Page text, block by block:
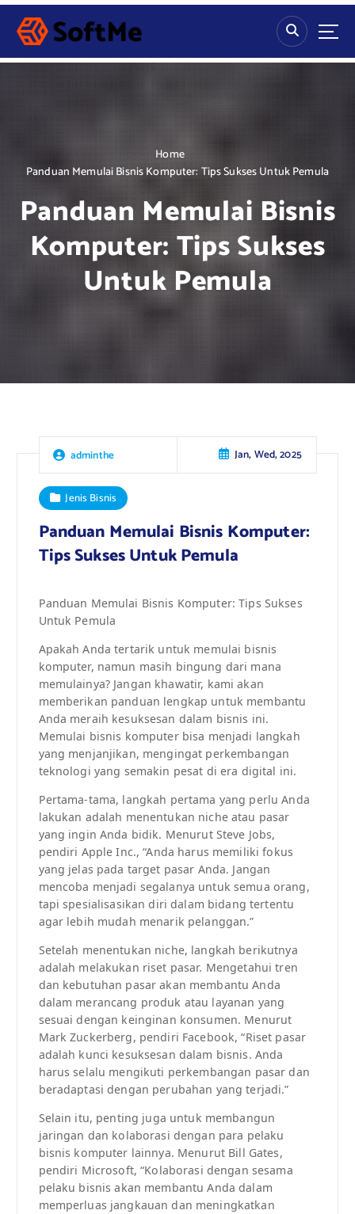
S
p
Home
Panduan Memulai Bisnis Komputer: Tips Sukses Untuk Pemula
Panduan Memulai Bisnis
Komputer: Tips Sukses
Untuk Pemula
adminthe Jan, Wed, 2025
Jenis Bisnis
Panduan Memulai Bisnis Komputer:
Tips Sukses Untuk Pemula
Panduan Memulai Bisnis Komputer: Tips Sukses
Untuk Pemula
Apakah Anda tertarik untuk memulai bisnis
komputer, namun masih bingung dari mana
memulainya? Jangan khawatir, kami akan
memberikan panduan lengkap untuk membantu
Anda meraih kesuksesan dalam bisnis ini.
Memulai bisnis komputer bisa menjadi langkah
yang menjanjikan, mengingat perkembangan
teknologi yang semakin pesat di era digital ini.
Pertama-tama, langkah pertama yang perlu Anda
lakukan adalah menentukan niche atau pasar
yang ingin Anda bidik. Menurut Steve Jobs,
pendiri Apple Inc., “Anda harus memiliki fokus
yang jelas pada target pasar Anda. Jangan
mencoba menjadi segalanya untuk semua orang,
tapi spesialisasikan diri dalam bidang tertentu
agar lebih mudah menarik pelanggan.”
Setelah menentukan niche, langkah berikutnya
adalah melakukan riset pasar. Mengetahui tren
dan kebutuhan pasar akan membantu Anda
dalam merancang produk atau layanan yang
sesuai dengan keinginan konsumen. Menurut
Mark Zuckerberg, pendiri Facebook, “Riset pasar
adalah kunci kesuksesan dalam bisnis. Anda
harus selalu mengikuti perkembangan pasar dan
beradaptasi dengan perubahan yang terjadi.”
Selain itu, penting juga untuk membangun
jaringan dan kolaborasi dengan para pelaku
bisnis komputer lainnya. Menurut Bill Gates,
pendiri Microsoft, “Kolaborasi dengan sesama
pelaku bisnis akan membantu Anda dalam
memperluas jangkauan dan meningkatkan